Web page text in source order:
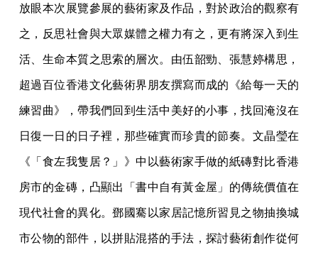
放眼本次展覽參展的藝術家及作品，對於政治的觀察有
之，反思社會與大眾媒體之權力有之，更有將深入到生
活、生命本質之思索的層次。由伍韶勁、張慧婷構思，
超過百位香港文化藝術界朋友撰寫而成的《給每一天的
練習曲》，帶我們回到生活中美好的小事，找回淹沒在
日復一日的日子裡，那些確實而珍貴的節奏。文晶瑩在
《「食左我隻居？」》中以藝術家手做的紙磚對比香港
房市的金磚，凸顯出「書中自有黃金屋」的傳統價值在
現代社會的異化。鄧國騫以家居記憶所習見之物抽換城
市公物的部件，以拼貼混搭的手法，探討藝術創作從何